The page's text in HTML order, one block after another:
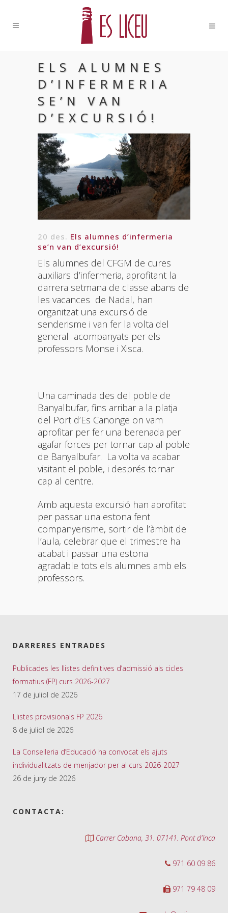
ELS ALUMNES
D’INFERMERIA
SE’N VAN
D’EXCURSIÓ!
20 des. Els alumnes d’infermeria
se’n van d’excursió!
Els alumnes del CFGM de cures
auxiliars d’infermeria, aprofitant la
darrera setmana de classe abans de
les vacances de Nadal, han
organitzat una excursió de
senderisme i van fer la volta del
general acompanyats per els
professors Monse i Xisca.
Una caminada des del poble de
Banyalbufar, fins arribar a la platja
del Port d’Es Canonge on vam
aprofitar per fer una berenada per
agafar forces per tornar cap al poble
de Banyalbufar. La volta va acabar
visitant el poble, i després tornar
cap al centre.
Amb aquesta excursió han aprofitat
per passar una estona fent
companyerisme, sortir de l’àmbit de
l’aula, celebrar que el trimestre ha
acabat i passar una estona
agradable tots els alumnes amb els
professors.
DARRERES ENTRADES
Publicades les llistes definitives d’admissió als cicles
formatius (FP) curs 2026-2027
17 de juliol de 2026
Llistes provisionals FP 2026
8 de juliol de 2026
La Conselleria d’Educació ha convocat els ajuts
individualitzats de menjador per al curs 2026-2027
26 de juny de 2026
CONTACTA:
Carrer Cabana, 31. 07141. Pont d'Inca
971 60 09 86
971 79 48 09